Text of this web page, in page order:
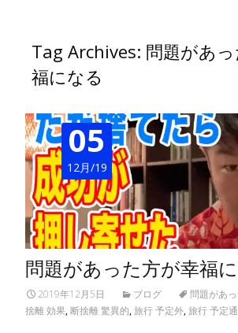
Tag Archives: 問題があ
福になる
05
12月/19
問題があった方が幸福に
2019年12月5日 ブログ 問題があ
捨離 効果,断捨離 驚異的,旅行 予定外,旅行 予定